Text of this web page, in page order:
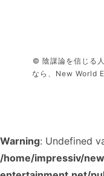
© 陰謀論を信じる
なら、New World
Warning: Undefined
/home/impressiv/